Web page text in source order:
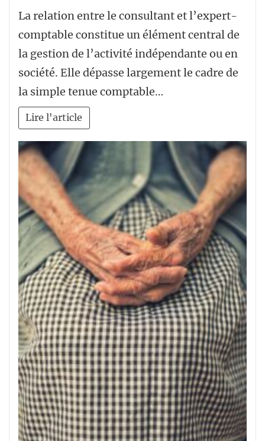
La relation entre le consultant et l’expert-
comptable constitue un élément central de
la gestion de l’activité indépendante ou en
société. Elle dépasse largement le cadre de
la simple tenue comptable…
Lire l'article